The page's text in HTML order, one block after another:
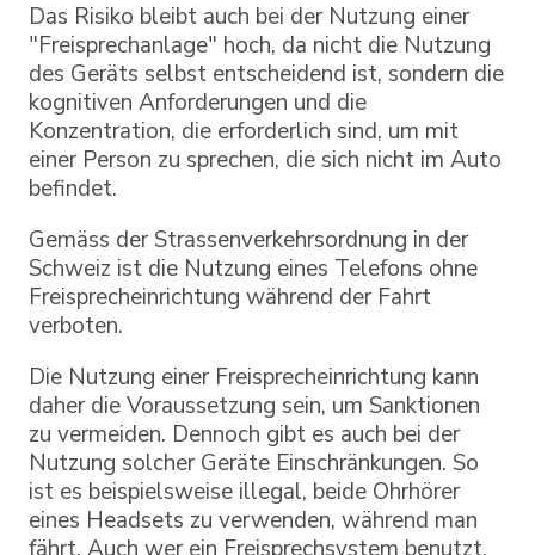
Das Risiko bleibt auch bei der Nutzung einer
"Freisprechanlage" hoch, da nicht die Nutzung
des Geräts selbst entscheidend ist, sondern die
kognitiven Anforderungen und die
Konzentration, die erforderlich sind, um mit
einer Person zu sprechen, die sich nicht im Auto
befindet.
Gemäss der Strassenverkehrsordnung in der
Schweiz ist die Nutzung eines Telefons ohne
Freisprecheinrichtung während der Fahrt
verboten.
Die Nutzung einer Freisprecheinrichtung kann
daher die Voraussetzung sein, um Sanktionen
zu vermeiden. Dennoch gibt es auch bei der
Nutzung solcher Geräte Einschränkungen. So
ist es beispielsweise illegal, beide Ohrhörer
eines Headsets zu verwenden, während man